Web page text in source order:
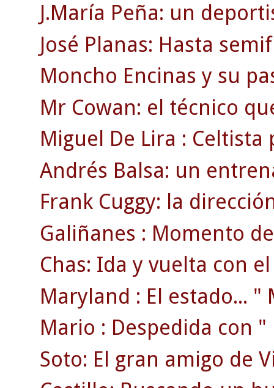
J.María Peña: un
José Planas: Hasta
Moncho Encinas y su
Mr Cowan: el técnico
Miguel De Lira :
Andrés Balsa: un
Frank Cuggy: la
Galiñanes : Momento
Chas: Ida y vuelta con
Maryland : El estado... "
Mario : Despedida con
Soto: El gran amigo de